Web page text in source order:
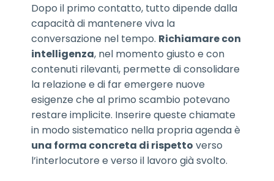
Dopo il primo contatto, tutto dipende dalla
capacità di mantenere viva la
conversazione nel tempo. Richiamare con
intelligenza, nel momento giusto e con
contenuti rilevanti, permette di consolidare
la relazione e di far emergere nuove
esigenze che al primo scambio potevano
restare implicite. Inserire queste chiamate
in modo sistematico nella propria agenda è
una forma concreta di rispetto verso
l’interlocutore e verso il lavoro già svolto.